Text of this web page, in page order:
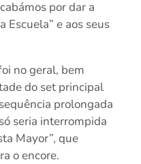
por dar a
Escuela” e aos seus
no geral, bem
do set principal
prolongada
seria interrompida
Mayor”, que
o encore.